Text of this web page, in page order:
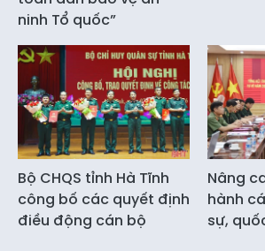
ninh Tổ quốc”
Bộ CHQS tỉnh Hà Tĩnh
công bố các quyết định
điều động cán bộ
Nâng
hành
sự,